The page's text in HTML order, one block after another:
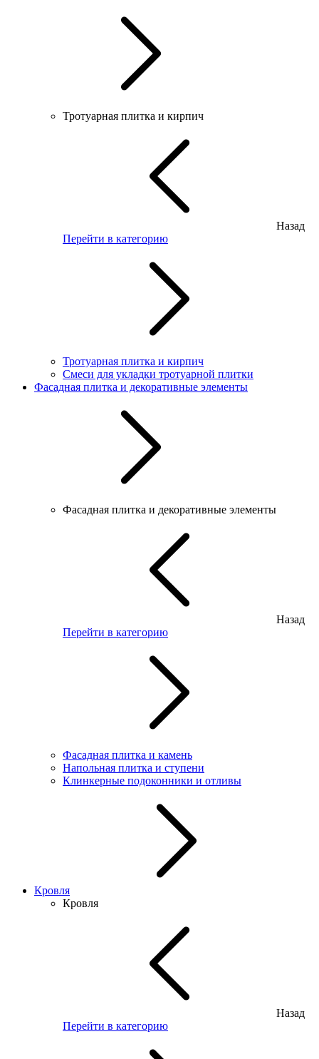
Тротуарная плитка и кирпич
Назад
Перейти в категорию
Тротуарная плитка и кирпич
Смеси для укладки тротуарной плитки
Фасадная плитка и декоративные элементы
Фасадная плитка и декоративные элементы
Назад
Перейти в категорию
Фасадная плитка и камень
Напольная плитка и ступени
Клинкерные подоконники и отливы
Кровля
Кровля
Назад
Перейти в категорию